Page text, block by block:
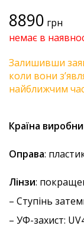
8890 грн
немає в
Залишивши
коли вони
найближчим
Країна
Оправа:
Лінзи:
– Ступінь
– УФ-захист: